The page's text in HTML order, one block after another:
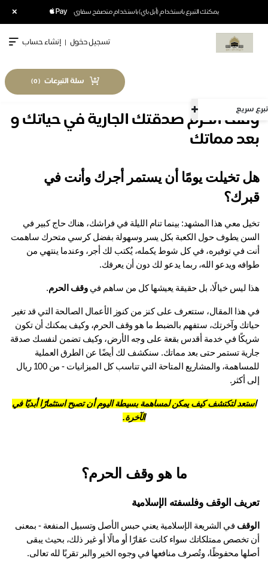
يمكنك التبرع باستخدام (أبل باي) باستخدام متصفح سفاري
تسجيل دخول | إنشاء حساب
سلة التبرعات (
0
)
الحرم صدقتك الجارية في حياتك و
مماتك
هل تخيلت يومًا أن يستمر أجرك وأنت في
تخيل معي هذا المشهد: بينما تنام الليلة في فراشك، هناك حاج كبير في
السن يطوف حول الكعبة بكل يسر وسهولة بفضل كرسي متحرك ساهمت
أنت في توفيره، في كل شوط يكمله، يُكتب لك أجر، وعندما ينتهي من
ويدعو الله، ربما يدعو لك دون أن يعرفك.
ليس خيالًا، بل حقيقة يعيشها كل من ساهم في وقف الحرم.
حياتك وآخرتك، ستفهم بالضبط ما هو وقف الحرم، وكيف يمكنك أن تكون
شريكًا في خدمة أقدس بقعة على وجه الأرض، وكيف تضمن لنفسك صدقة
جارية تستمر حتى بعد مماتك. سنكشف لك أيضًا عن الطرق العملية
للمساهمة، والمشاريع المتاحة التي تناسب كل الميزانيات - من 100 ريال
أكثر.
لتكتشف كيف يمكن لمساهمة بسيطة اليوم أن تصبح استثمارًا أبديًا في
الآخرة.
ما هو وقف الحرم؟
الوقف وفلسفته الإسلامية
في الشريعة الإسلامية يعني حبس الأصل وتسبيل المنفعة - بمعنى
أن تخصص ممتلكاتك سواء كانت عقارًا أو مالًا أو غير ذلك، بحيث يبقى
محفوظًا، وتُصرف منافعها في وجوه الخير والبر تقربًا لله تعالى.